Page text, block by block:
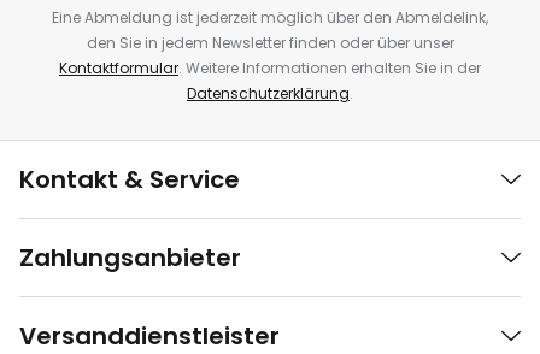
Eine Abmeldung ist jederzeit möglich über den Abmeldelink,
den Sie in jedem Newsletter finden oder über unser
Kontaktformular. Weitere Informationen erhalten Sie in der
Datenschutzerklärung.
Kontakt & Service
Zahlungsanbieter
Versanddienstleister